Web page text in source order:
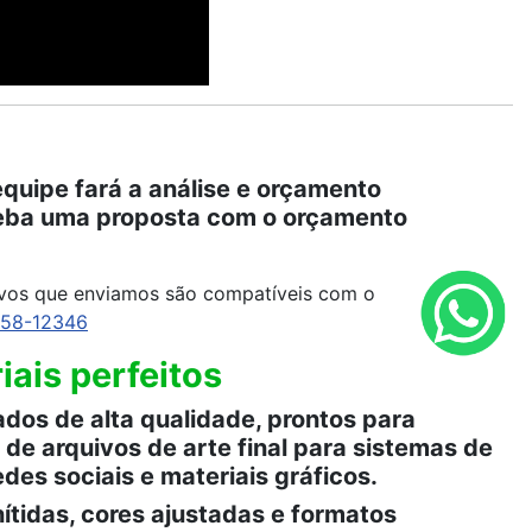
fará a análise e orçamento
uma proposta com o orçamento
que enviamos são compatíveis com o
12346
perfeitos
de alta qualidade, prontos para
arquivos de arte final para sistemas de
sociais e materiais gráficos.
cores ajustadas e formatos